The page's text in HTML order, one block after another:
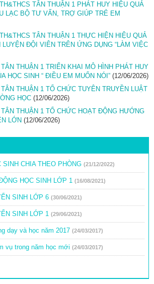
TÂN THUẬN 1 PHÁT HUY HIỆU QUẢ
LẠC BỘ TƯ VẤN, TRỢ GIÚP TRẺ EM
TÂN THUẬN 1 THỰC HIỆN HIỆU QUẢ
ĐỘI VIÊN TRÊN ỨNG DỤNG “LÀM VIỆC
THUẬN 1 TRIỂN KHAI MÔ HÌNH PHÁT HUY
HỌC SINH “ ĐIỀU EM MUỐN NÓI” (12/06/2026)
THUẬN 1 TỔ CHỨC TUYÊN TRUYỀN LUẬT
HỌC (12/06/2026)
THUẬN 1 TỔ CHỨC HOẠT ĐỘNG HƯỚNG
LỚN (12/06/2026)
SINH CHIA THEO PHÒNG (21/12/2022)
HỌC SINH LỚP 1 (16/08/2021)
SINH LỚP 6 (30/06/2021)
SINH LỚP 1 (29/06/2021)
dạy và học năm 2017 (24/03/2017)
vụ trong năm học mới (24/03/2017)